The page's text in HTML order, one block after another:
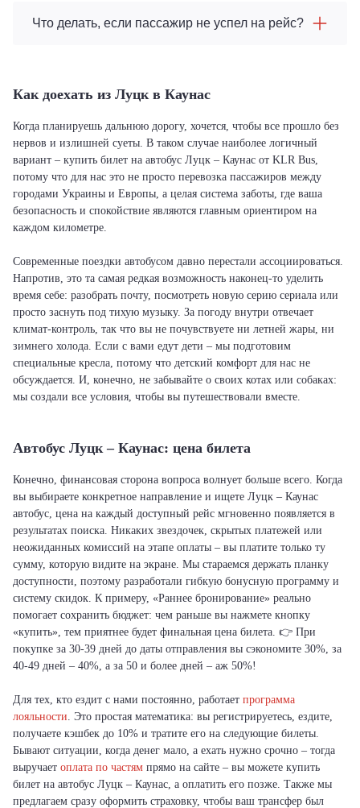
Что делать, если пассажир не успел на рейс?
Как доехать из Луцк в Каунас
Когда планируешь дальнюю дорогу, хочется, чтобы все прошло без
нервов и излишней суеты. В таком случае наиболее логичный
вариант – купить билет на автобус Луцк – Каунас от KLR Bus,
потому что для нас это не просто перевозка пассажиров между
городами Украины и Европы, а целая система заботы, где ваша
безопасность и спокойствие являются главным ориентиром на
каждом километре.
Современные поездки автобусом давно перестали ассоциироваться.
Напротив, это та самая редкая возможность наконец-то уделить
время себе: разобрать почту, посмотреть новую серию сериала или
просто заснуть под тихую музыку. За погоду внутри отвечает
климат-контроль, так что вы не почувствуете ни летней жары, ни
зимнего холода. Если с вами едут дети – мы подготовим
специальные кресла, потому что детский комфорт для нас не
обсуждается. И, конечно, не забывайте о своих котах или собаках:
мы создали все условия, чтобы вы путешествовали вместе.
Автобус Луцк – Каунас: цена билета
Конечно, финансовая сторона вопроса волнует больше всего. Когда
вы выбираете конкретное направление и ищете Луцк – Каунас
автобус, цена на каждый доступный рейс мгновенно появляется в
результатах поиска. Никаких звездочек, скрытых платежей или
неожиданных комиссий на этапе оплаты – вы платите только ту
сумму, которую видите на экране. Мы стараемся держать планку
доступности, поэтому разработали гибкую бонусную программу и
систему скидок. К примеру, «Раннее бронирование» реально
помогает сохранить бюджет: чем раньше вы нажмете кнопку
«купить», тем приятнее будет финальная цена билета. 👉 При
покупке за 30-39 дней до даты отправления вы сэкономите 30%, за
40-49 дней – 40%, а за 50 и более дней – аж 50%!
Для тех, кто ездит с нами постоянно, работает программа
лояльности. Это простая математика: вы регистрируетесь, ездите,
получаете кэшбек до 10% и тратите его на следующие билеты.
Бывают ситуации, когда денег мало, а ехать нужно срочно – тогда
выручает оплата по частям прямо на сайте – вы можете купить
билет на автобус Луцк – Каунас, а оплатить его позже. Также мы
предлагаем сразу оформить страховку, чтобы ваш трансфер был